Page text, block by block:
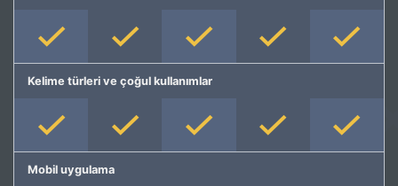
Kelime türleri ve çoğul kullanımlar
Mobil uygulama